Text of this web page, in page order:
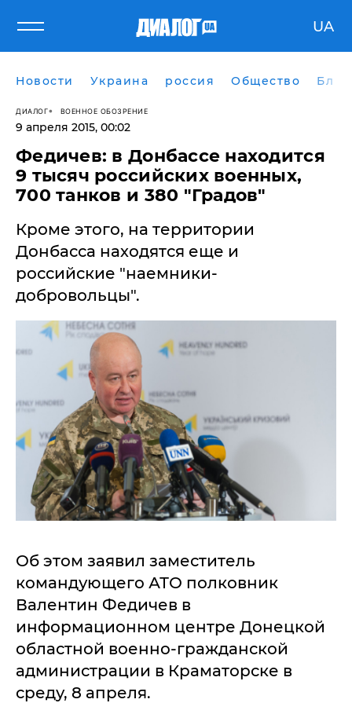
UA
Новости Украина россия Общество
ДИАЛОГ ВОЕННОЕ ОБОЗРЕНИЕ
9 апреля 2015, 00:02
Федичев: в Донбассе находится
9 тысяч российских военных,
700 танков и 380 "Градов"
Кроме этого, на территории
Донбасса находятся еще и
российские "наемники-
добровольцы".
Об этом заявил заместитель
командующего АТО полковник
Валентин Федичев в
информационном центре Донецкой
областной военно-гражданской
администрации в Краматорске в
среду, 8 апреля.